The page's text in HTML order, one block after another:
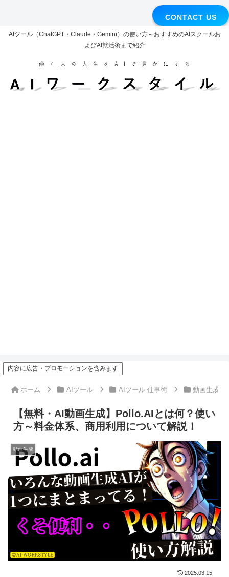
CONTACT US
AIツール（ChatGPT・Claude・Gemini）の使い方～おすすめのAIスクールお
よびAI就活術まで紹介
内容に広告・プロモーションを含みます
ホーム AIツール AIツール 仕事術 動画生成
【無料・AI動画生成】Pollo.AIとは何？使い
方～料金体系、商用利用について解説！
動画生成
2025.03.15